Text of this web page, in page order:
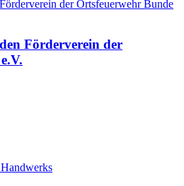
Förderverein der